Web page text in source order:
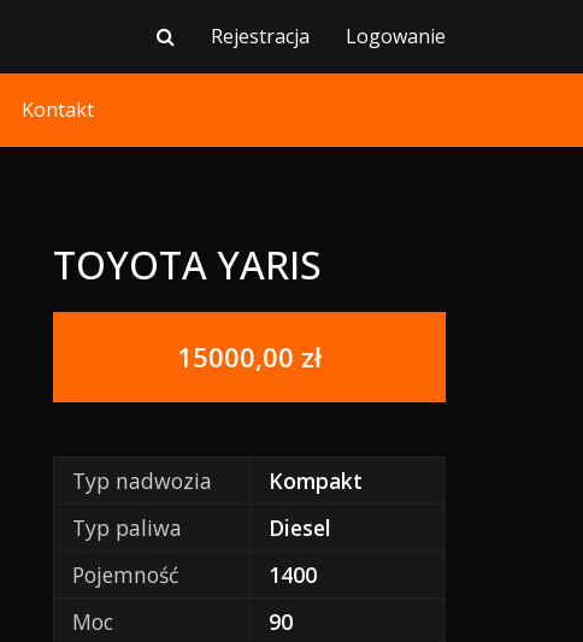
Rejestracja Logowanie
Kontakt
TOYOTA YARIS
15000,00 zł
Typ nadwozia
Kompakt
Typ paliwa
Diesel
Pojemność
1400
Moc
90